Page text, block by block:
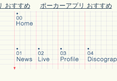
おすすめ ポーカーアプリ おすすめ